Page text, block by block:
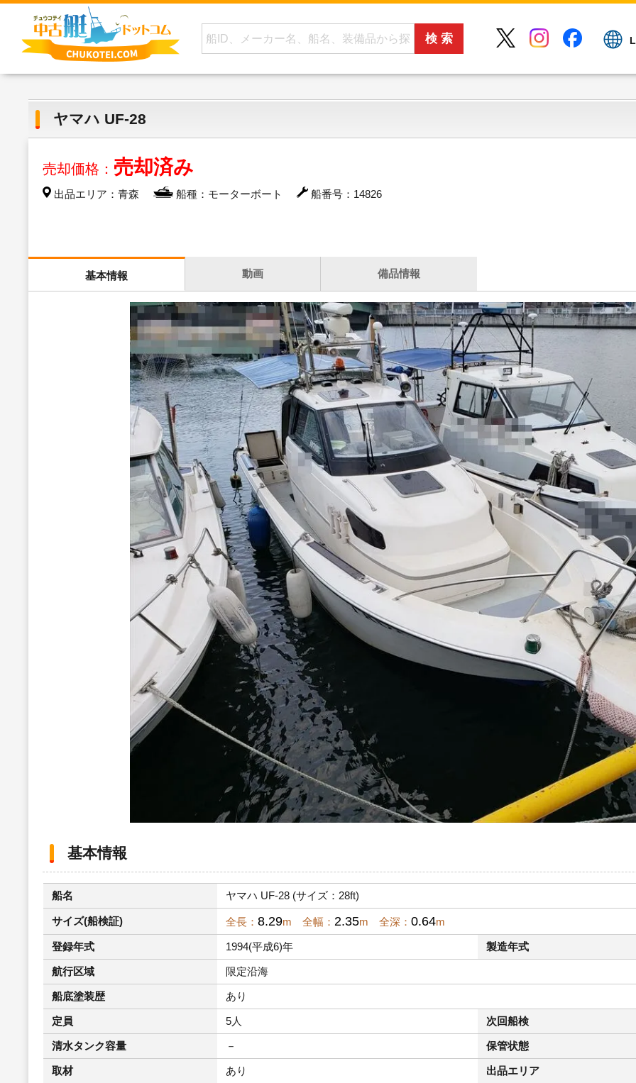
ヤマハ UF-28
売却価格： 売却済み
出品エリア：青森 船種：モーターボート 船番号：14826
基本情報 動画 備品情報
基本情報
船名 ヤマハ UF-28 (サイズ：28ft)
サイズ(船検証) 全長： 8.29m 全幅： 2.35m 全深： 0.64m
登録年式 1994(平成6)年 製造年式
航行区域 限定沿海
船底塗装歴 あり
定員 5人 次回船検
清水タンク容量 － 保管状態
取材 あり 出品エリア